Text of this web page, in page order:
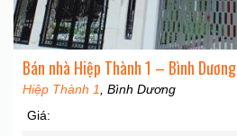
Bán nhà Hiệp Thành 1 – Bình Dương
Hiệp Thành 1
, Bình Dương
Giá: